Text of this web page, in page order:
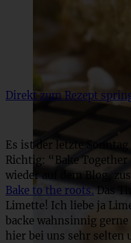
Direkt zum Rezept
Es ist der letzte
Richtig: “Bake
wieder auf dem Blog,
Bake to the roots.Das
Limette! Ich liebe ja
backe wahnsinnig gerne
hier bei uns sehr selten